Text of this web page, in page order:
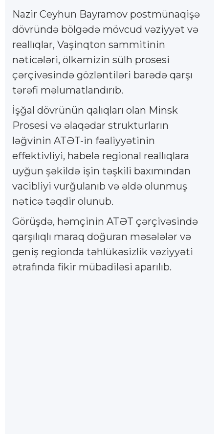
Nazir Ceyhun Bayramov postmünaqişə
dövründə bölgədə mövcud vəziyyət və
reallıqlar, Vaşinqton sammitinin
nəticələri, ölkəmizin sülh prosesi
çərçivəsində gözləntiləri barədə qarşı
tərəfi məlumatlandırıb.
İşğal dövrünün qalıqları olan Minsk
Prosesi və əlaqədar strukturların
ləğvinin ATƏT-in fəaliyyətinin
effektivliyi, habelə regional reallıqlara
uyğun şəkildə işin təşkili baxımından
vacibliyi vurğulanıb və əldə olunmuş
nəticə təqdir olunub.
Görüşdə, həmçinin ATƏT çərçivəsində
qarşılıqlı maraq doğuran məsələlər və
geniş regionda təhlükəsizlik vəziyyəti
ətrafında fikir mübadiləsi aparılıb.